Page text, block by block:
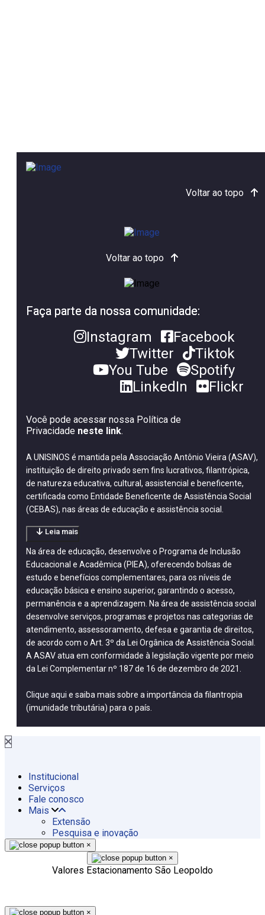
Voltar ao topo
Voltar ao topo
Faça parte da nossa comunidade:
Instagram
Facebook
Twitter
Tiktok
You Tube
Spotify
LinkedIn
Flickr
Você pode acessar nossa Política de
Privacidade neste link.
A UNISINOS é mantida pela Associação Antônio Vieira (ASAV),
instituição de direito privado sem fins lucrativos, filantrópica,
de natureza educativa, cultural, assistencial e beneficente,
certificada como Entidade Beneficente de Assistência Social
(CEBAS), nas áreas de educação e assistência social.
Leia mais
Na área de educação, desenvolve o Programa de Inclusão
Educacional e Acadêmica (PIEA), oferecendo bolsas de
estudo e benefícios complementares, para os níveis de
educação básica e ensino superior, garantindo o acesso,
permanência e a aprendizagem. Na área de assistência social
desenvolve serviços, programas e projetos nas categorias de
atendimento, assessoramento, defesa e garantia de direitos,
de acordo com o Art. 3º da Lei Orgânica de Assistência Social.
A ASAV atua em conformidade à legislação vigente por meio
da Lei Complementar nº 187 de 16 de dezembro de 2021.
Clique aqui e saiba mais sobre a importância da filantropia
(imunidade tributária) para o país.
Institucional
Serviços
Fale conosco
Mais
Extensão
Pesquisa e inovação
×
×
Valores Estacionamento São Leopoldo
×